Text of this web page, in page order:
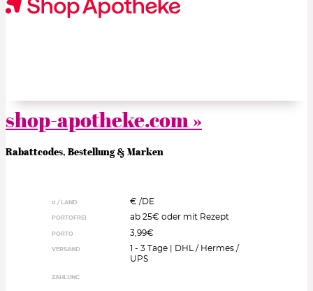
shop-apotheke.com »
Rabattcodes, Bestellung & Marken
¤ / LAND € /DE
PORTOFREI ab 25€ oder mit Rezept
PORTO 3,99€
VERSAND
1 - 3 Tage | DHL / Hermes /
UPS
ZAHLUNG